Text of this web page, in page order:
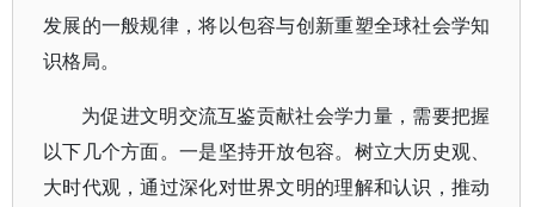
发展的一般规律，将以包容与创新重塑全球社会学知
识格局。
为促进文明交流互鉴贡献社会学力量，需要把握
以下几个方面。一是坚持开放包容。树立大历史观、
大时代观，通过深化对世界文明的理解和认识，推动